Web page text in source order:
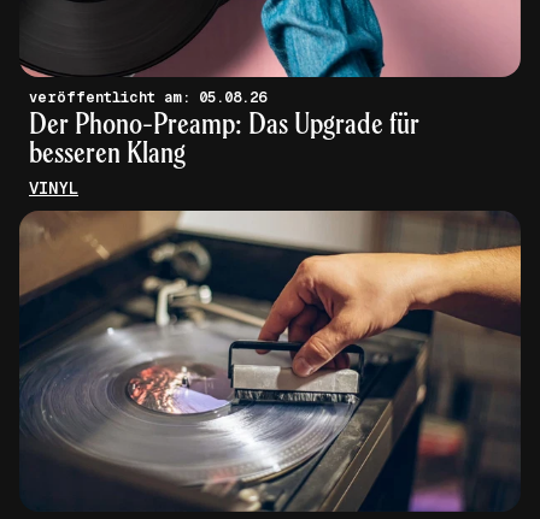
veröffentlicht am: 05.08.26
Der Phono-Preamp: Das Upgrade für
besseren Klang
VINYL